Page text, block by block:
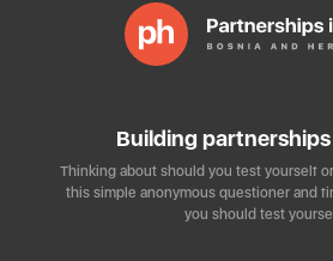
Building
Thinking about should you test yourself
this simple anonymous questioner and
you should test